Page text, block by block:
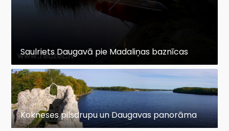
Saulriets Daugavā pie Madaliņas baznīcas
Kokneses pilsdrupu un Daugavas panorāma